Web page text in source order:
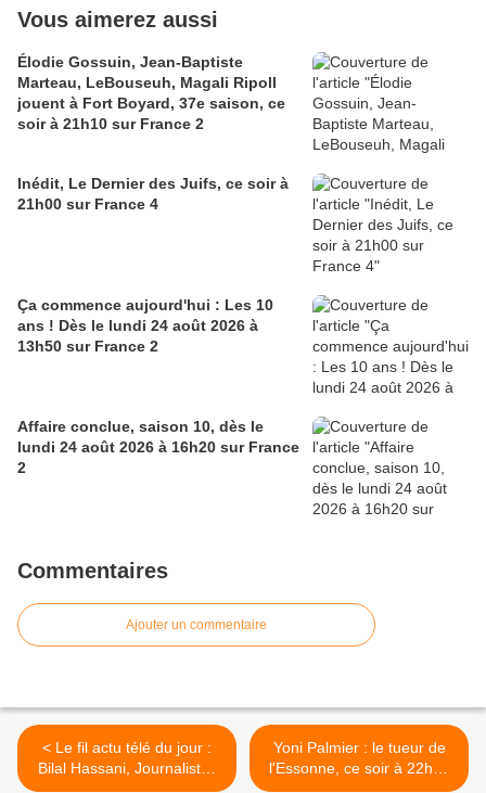
Vous aimerez aussi
Élodie Gossuin, Jean-Baptiste
Marteau, LeBouseuh, Magali Ripoll
jouent à Fort Boyard, 37e saison, ce
soir à 21h10 sur France 2
Inédit, Le Dernier des Juifs, ce soir à
21h00 sur France 4
Ça commence aujourd'hui : Les 10
ans ! Dès le lundi 24 août 2026 à
13h50 sur France 2
Affaire conclue, saison 10, dès le
lundi 24 août 2026 à 16h20 sur France
2
Commentaires
Ajouter un commentaire
< Le fil actu télé du jour :
Bilal Hassani, Journalistes
sportifs de France
Yoni Palmier : le tueur de
l'Essonne, ce soir à 22h50
dans Faites entrer l’accusé